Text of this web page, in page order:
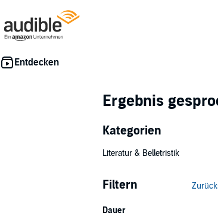
Ergebnis
Kategorien
Literatur & Belletristik
Filtern
Dauer